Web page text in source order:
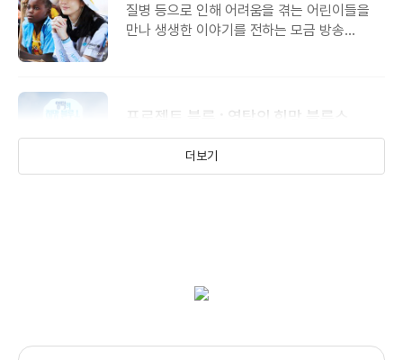
질병 등으로 인해 어려움을 겪는 어린이들을
만나 생생한 이야기를 전하는 모금 방송
프로젝트 블루 : 영탁의 희망 블루스
유니세프 한국위원회와 함께 기후 위기, 분쟁,
더보기